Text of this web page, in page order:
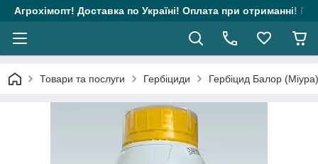
Агрохімопт! Доставка по Україні! Оплата при отриманні!
Товари та послуги Гербіциди Гербіцид Балор